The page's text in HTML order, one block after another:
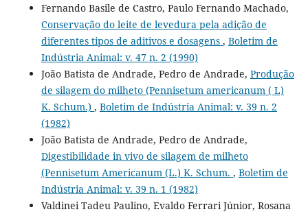
Fernando Basile de Castro, Paulo Fernando Machado,
Conservação do leite de levedura pela adição de
diferentes tipos de aditivos e dosagens , Boletim de
Indústria Animal: v. 47 n. 2 (1990)
João Batista de Andrade, Pedro de Andrade, Produção
de silagem do milheto (Pennisetum americanum ( L)
K. Schum.) , Boletim de Indústria Animal: v. 39 n. 2
(1982)
João Batista de Andrade, Pedro de Andrade,
Digestibilidade in vivo de silagem de milheto
(Pennisetum Americanum (L.) K. Schum. , Boletim de
Indústria Animal: v. 39 n. 1 (1982)
Valdinei Tadeu Paulino, Evaldo Ferrari Júnior, Rosana